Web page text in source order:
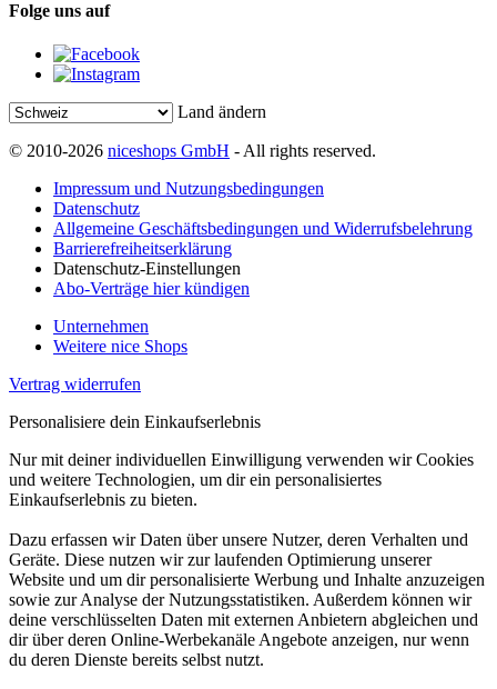
Folge uns auf
Land ändern
© 2010-2026 niceshops GmbH - All rights reserved.
Impressum und Nutzungsbedingungen
Datenschutz
Allgemeine Geschäftsbedingungen und Widerrufsbelehrung
Barrierefreiheitserklärung
Datenschutz-Einstellungen
Abo-Verträge hier kündigen
Unternehmen
Weitere nice Shops
Vertrag widerrufen
Personalisiere dein Einkaufserlebnis
Nur mit deiner individuellen Einwilligung verwenden wir Cookies
und weitere Technologien, um dir ein personalisiertes
Einkaufserlebnis zu bieten.
Dazu erfassen wir Daten über unsere Nutzer, deren Verhalten und
Geräte. Diese nutzen wir zur laufenden Optimierung unserer
Website und um dir personalisierte Werbung und Inhalte anzuzeigen
sowie zur Analyse der Nutzungsstatistiken. Außerdem können wir
deine verschlüsselten Daten mit externen Anbietern abgleichen und
dir über deren Online-Werbekanäle Angebote anzeigen, nur wenn
du deren Dienste bereits selbst nutzt.